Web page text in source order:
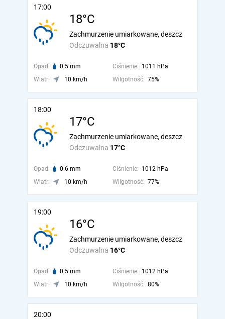
17:00
18°C
Odczuwalna 18°C
Zachmurzenie umiarkowane, deszcz
Opad: 0.5 mm Ciśnienie: 1011 hPa
Wiatr:
10 km/h Wilgotność: 75%
18:00
17°C
Odczuwalna 17°C
Zachmurzenie umiarkowane, deszcz
Opad: 0.6 mm Ciśnienie: 1012 hPa
Wiatr:
10 km/h Wilgotność: 77%
19:00
16°C
Odczuwalna 16°C
Zachmurzenie umiarkowane, deszcz
Opad: 0.5 mm Ciśnienie: 1012 hPa
Wiatr:
10 km/h Wilgotność: 80%
20:00